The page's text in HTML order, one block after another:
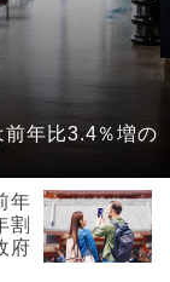
前年比3.4％増の
年
割
府